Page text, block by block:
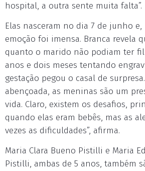
hospital, a outra sente muita falta”.
Elas nasceram no dia 7 de junho e,
emoção foi imensa. Branca revela
quanto o marido não podiam ter
anos e dois meses tentando
gestação pegou o casal de
abençoada, as meninas são um
vida. Claro, existem os desafios,
quando elas eram bebês, mas as
vezes as dificuldades”, afirma.
Maria Clara Bueno Pistilli e Maria
Pistilli, ambas de 5 anos, também